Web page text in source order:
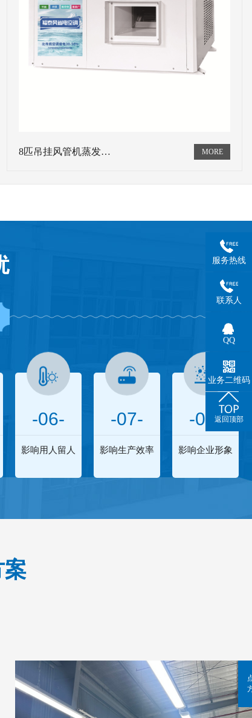
8匹吊挂风管机蒸发…
-06-
影响用人留人
-07-
影响生产效率
-08-
影响企业形象
案
服务热线
联系人
QQ
业务二维码
返回顶部